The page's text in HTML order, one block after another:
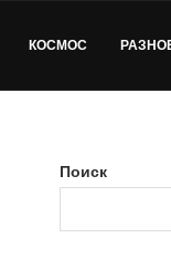
КОСМОС
Поиск